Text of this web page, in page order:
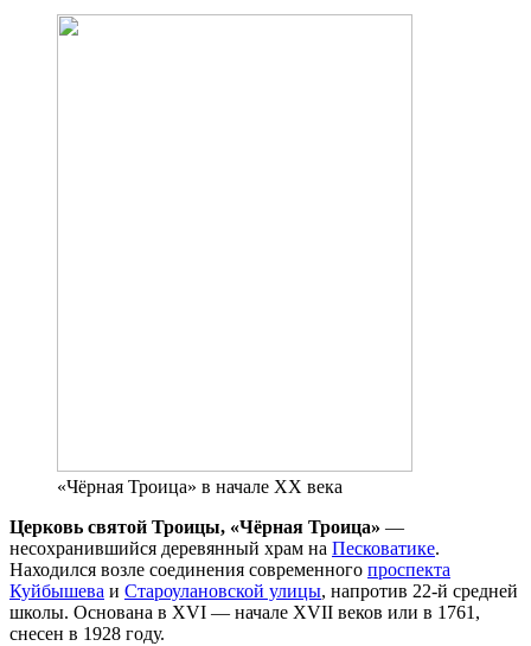
«Чёрная Троица» в начале XX века
Церковь святой Троицы, «Чёрная Троица» —
несохранившийся деревянный храм на Песковатике.
Находился возле соединения современного проспекта
Куйбышева и Староулановской улицы, напротив 22-й средней
школы. Основана в XVI — начале XVII веков или в 1761,
снесен в 1928 году.